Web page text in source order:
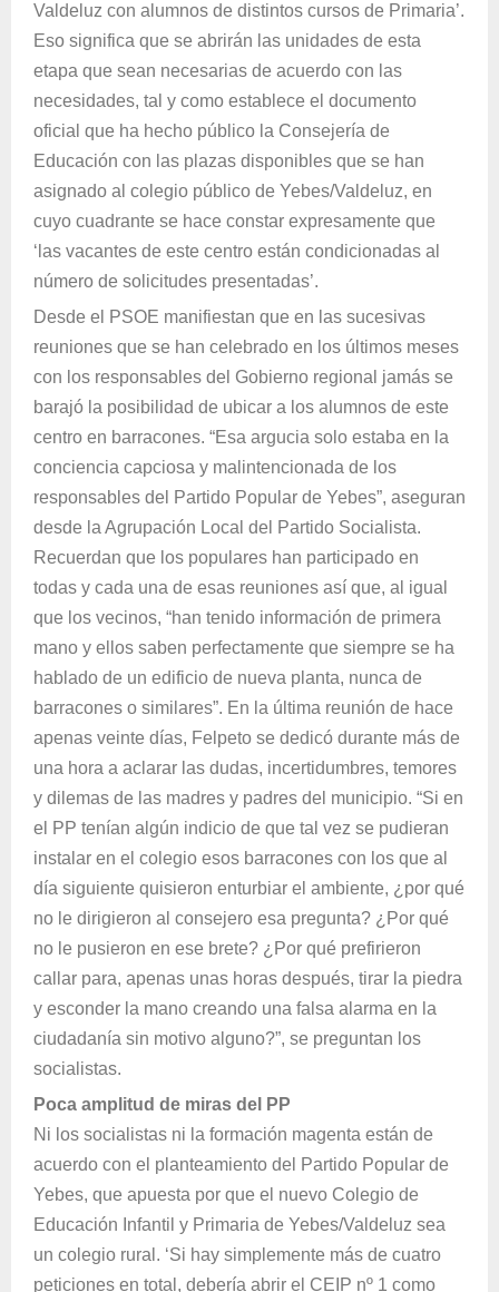
Valdeluz con alumnos de distintos cursos de Primaria’.
Eso significa que se abrirán las unidades de esta
etapa que sean necesarias de acuerdo con las
necesidades, tal y como establece el documento
oficial que ha hecho público la Consejería de
Educación con las plazas disponibles que se han
asignado al colegio público de Yebes/Valdeluz, en
cuyo cuadrante se hace constar expresamente que
‘las vacantes de este centro están condicionadas al
número de solicitudes presentadas’.
Desde el PSOE manifiestan que en las sucesivas
reuniones que se han celebrado en los últimos meses
con los responsables del Gobierno regional jamás se
barajó la posibilidad de ubicar a los alumnos de este
centro en barracones. “Esa argucia solo estaba en la
conciencia capciosa y malintencionada de los
responsables del Partido Popular de Yebes”, aseguran
desde la Agrupación Local del Partido Socialista.
Recuerdan que los populares han participado en
todas y cada una de esas reuniones así que, al igual
que los vecinos, “han tenido información de primera
mano y ellos saben perfectamente que siempre se ha
hablado de un edificio de nueva planta, nunca de
barracones o similares”. En la última reunión de hace
apenas veinte días, Felpeto se dedicó durante más de
una hora a aclarar las dudas, incertidumbres, temores
y dilemas de las madres y padres del municipio. “Si en
el PP tenían algún indicio de que tal vez se pudieran
instalar en el colegio esos barracones con los que al
día siguiente quisieron enturbiar el ambiente, ¿por qué
no le dirigieron al consejero esa pregunta? ¿Por qué
no le pusieron en ese brete? ¿Por qué prefirieron
callar para, apenas unas horas después, tirar la piedra
y esconder la mano creando una falsa alarma en la
ciudadanía sin motivo alguno?”, se preguntan los
socialistas.
Poca amplitud de miras del PP
Ni los socialistas ni la formación magenta están de
acuerdo con el planteamiento del Partido Popular de
Yebes, que apuesta por que el nuevo Colegio de
Educación Infantil y Primaria de Yebes/Valdeluz sea
un colegio rural. ‘Si hay simplemente más de cuatro
peticiones en total, debería abrir el CEIP nº 1 como